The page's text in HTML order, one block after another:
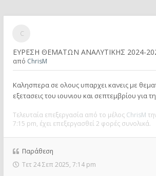
ΕΥΡΕΣΗ ΘΕΜΑΤΩΝ ΑΝΑΛΥΤΙΚΗΣ 2024-
από ChrisM
Καλησπερα σε ολους υπαρχει κανεις με
εξετασεις του ιουνιου και σεπτεμβρίου για
Τελευταία επεξεργασία από το μέλος ChrisM
7:15 pm, έχει επεξεργασθεί 2 φορές συνολικά.
Παράθεση
Τετ 24 Σεπ 2025, 7:14 pm